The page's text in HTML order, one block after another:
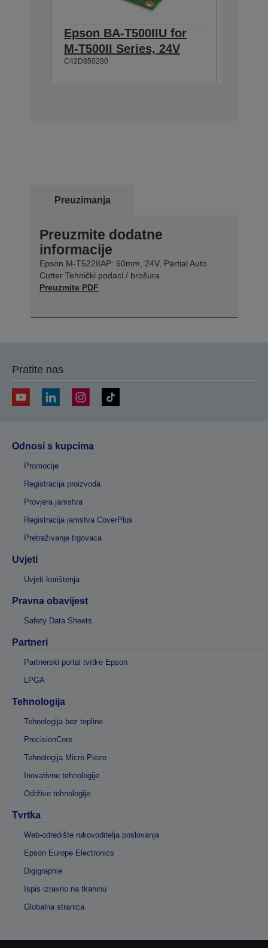
Epson BA-T500IIU for
M-T500II Series, 24V
C42D850280
Preuzimanja
Preuzmite dodatne
informacije
Epson M-T522IIAP: 60mm, 24V, Partial Auto
Cutter Tehnički podaci / brošura
Preuzmite PDF
Pratite nas
Odnosi s kupcima
Promocije
Registracija proizvoda
Provjera jamstva
Registracija jamstva CoverPlus
Pretraživanje trgovaca
Uvjeti
Uvjeti korištenja
Pravna obavijest
Safety Data Sheets
Partneri
Partnerski portal tvrtke Epson
LPGA
Tehnologija
Tehnologija bez topline
PrecisionCore
Tehnologija Micro Piezo
Inovativne tehnologije
Održive tehnologije
Tvrtka
Web-odredište rukovoditelja poslovanja
Epson Europe Electronics
Digigraphie
Ispis izravno na tkaninu
Globalna stranica